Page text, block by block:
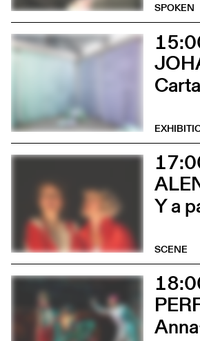
SPOKEN
Y a
SCENE